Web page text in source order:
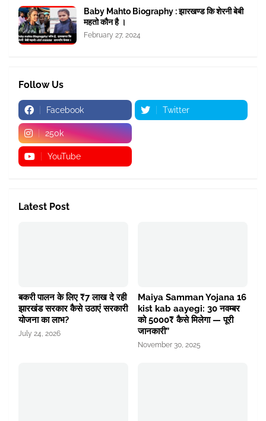
Baby Mahto Biography : झारखण्ड कि शेरनी बेबी
महतो कौन है ।
February 27, 2024
Follow Us
Facebook Twitter
250k
YouTube
Latest Post
बकरी पालन के लिए ₹7 लाख दे रही
झारखंड सरकार कैसे उठाएं सरकारी
योजना का लाभ?
July 24, 2026
Maiya Samman Yojana 16
kist kab aayegi: 30 नवम्बर
को 5000₹ कैसे मिलेगा — पूरी
जानकारी”
November 30, 2025